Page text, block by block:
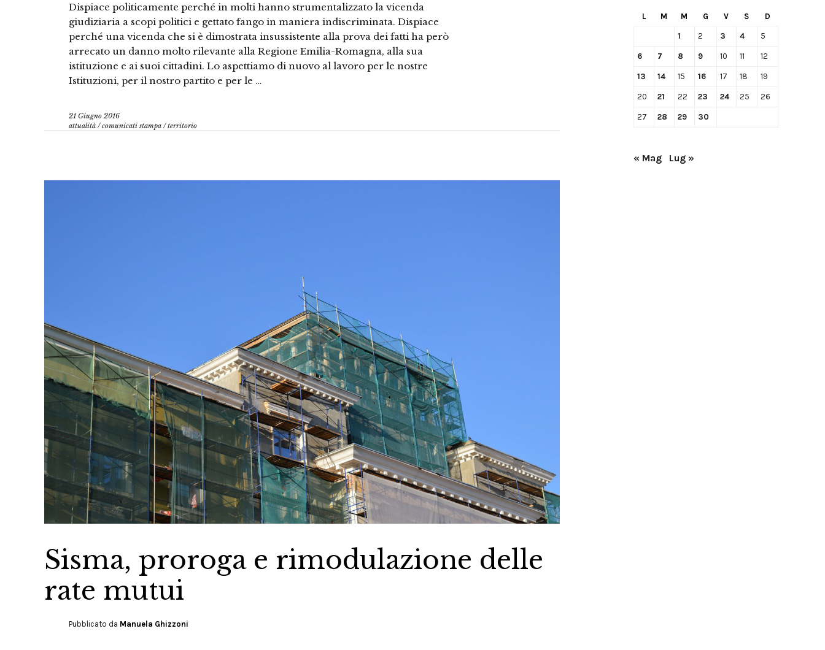
Dispiace politicamente perché in molti hanno strumentalizzato la vicenda
giudiziaria a scopi politici e gettato fango in maniera indiscriminata. Dispiace
perché una vicenda che si è dimostrata insussistente alla prova dei fatti ha però
arrecato un danno molto rilevante alla Regione Emilia-Romagna, alla sua
istituzione e ai suoi cittadini. Lo aspettiamo di nuovo al lavoro per le nostre
Istituzioni, per il nostro partito e per le …
21 Giugno 2016
attualità /comunicati stampa /territorio
Sisma, proroga e rimodulazione delle
rate mutui
Pubblicato da Manuela Ghizzoni
L M M G V S D
1 2 3 4 5
6 7 8 9 10 11 12
13 14 15 16 17 18 19
20 21 22 23 24 25 26
27 28 29 30
« Mag Lug »